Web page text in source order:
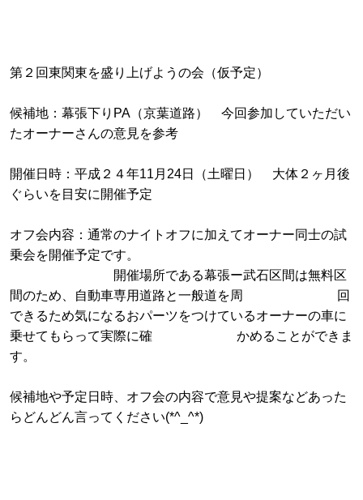
第２回東関東を盛り上げようの会（仮予定）
候補地：幕張下りPA（京葉道路） 今回参加していただい
たオーナーさんの意見を参考
開催日時：平成２４年11月24日（土曜日） 大体２ヶ月後
ぐらいを目安に開催予定
オフ会内容：通常のナイトオフに加えてオーナー同士の試
乗会を開催予定です。
開催場所である幕張ー武石区間は無料区
間のため、自動車専用道路と一般道を周 回
できるため気になるおパーツをつけているオーナーの車に
乗せてもらって実際に確 かめることができま
す。
候補地や予定日時、オフ会の内容で意見や提案などあった
らどんどん言ってください(*^_^*)